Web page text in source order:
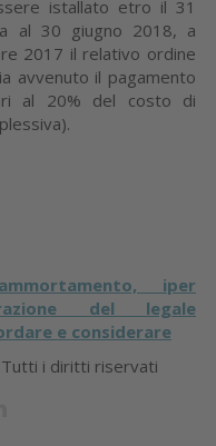
istallato etro il 31
al 30 giugno 2018, a
2017 il relativo ordine
avvenuto il pagamento
al 20% del costo di
iper
del legale
e considerare
i diritti riservati